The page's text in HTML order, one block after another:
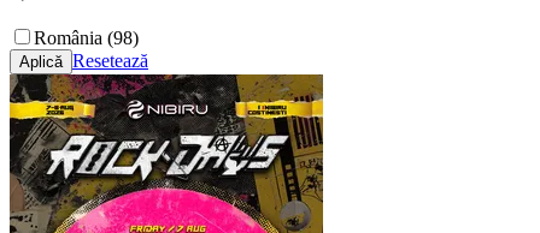
România (98)
Resetează